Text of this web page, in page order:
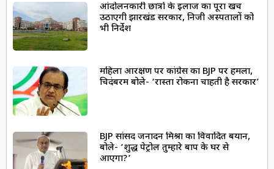
आंदोलनकारी छात्रों के इलाज का पूरा खर्च
उठाएगी झारखंड सरकार, निजी अस्पतालों को
भी निर्देश
महिला आरक्षण पर कांग्रेस का BJP पर हमला,
चिदंबरम बोले- ‘रास्ता रोकना चाहती है सरकार’
BJP सांसद जनार्दन मिश्रा का विवादित बयान,
बोले- ‘शुद्ध पेट्रोल तुम्हारे बाप के घर से
आएगा?’